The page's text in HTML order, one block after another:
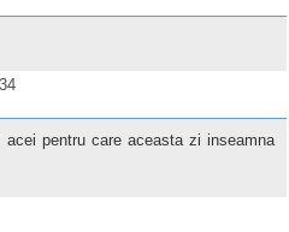
pentru care aceasta zi inseamna